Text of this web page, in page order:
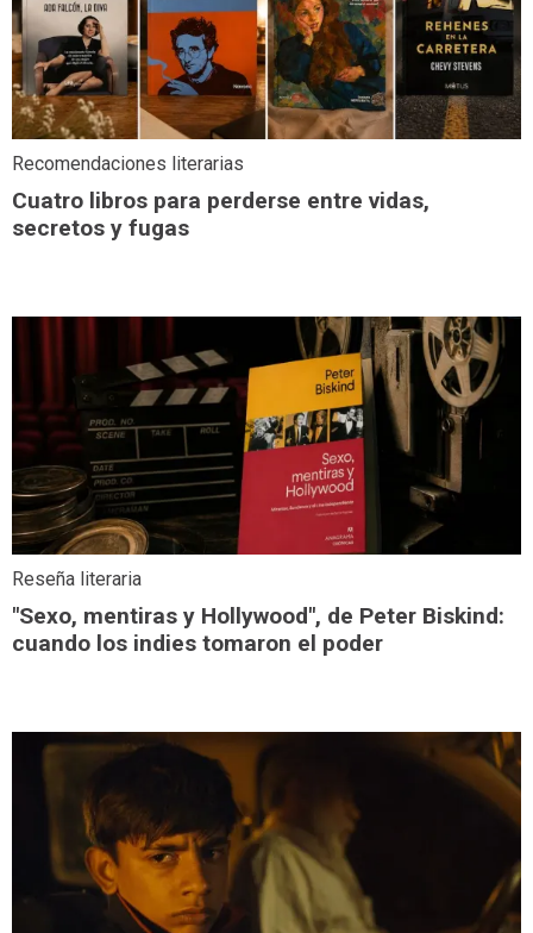
Recomendaciones literarias
Cuatro libros para perderse entre vidas,
secretos y fugas
Reseña literaria
"Sexo, mentiras y Hollywood", de Peter Biskind:
cuando los indies tomaron el poder